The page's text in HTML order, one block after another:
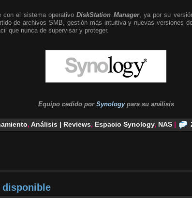
con el sistema operativoDiskStation Manager, ya por su
de archivos SMB, gestión más intuitiva y nuevas versiones
que nunca de supervisar y proteger.
Equipo cedido por Synologypara su análisis
, Análisis | Reviews, Espacio Synology, NAS |
disponible